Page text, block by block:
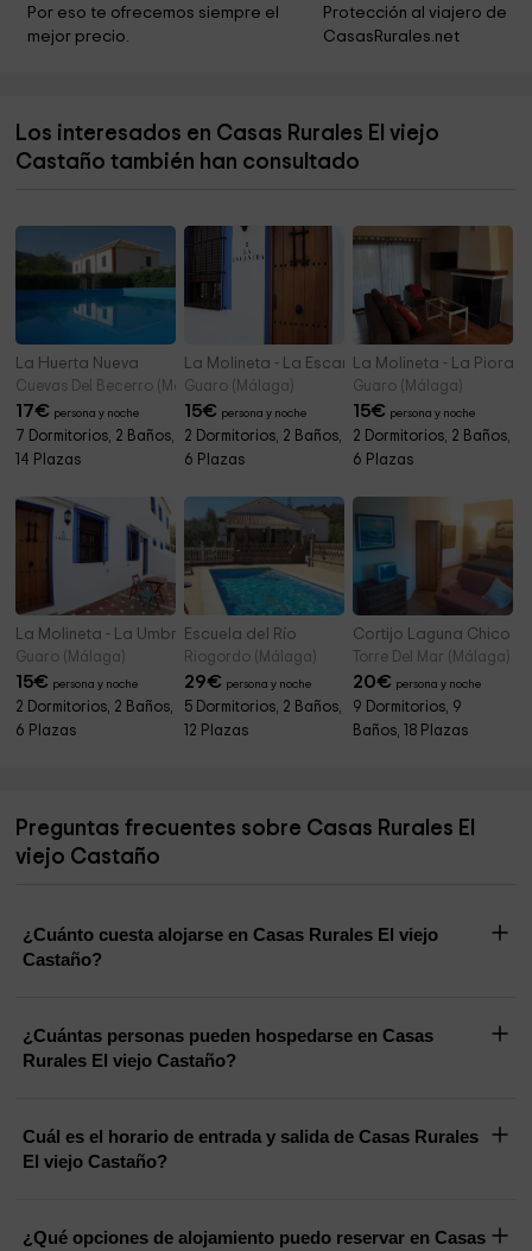
Parroquia de Santa Rosa de Lima 3,2 km
Nacimiento Río Genal
Por eso te ofrecemos siempre el
mejor precio.
Protección al viajero de
CasasRurales.net
Los interesados en Casas Rurales El viejo
Castaño también han consultado
La Huerta Nueva
Cuevas Del Becerro (Málaga)
17€ persona y noche
7 Dormitorios, 2 Baños,
14 Plazas
La Molineta - La Escancha
Guaro (Málaga)
15€ persona y noche
2 Dormitorios, 2 Baños,
6 Plazas
La Molineta - La Piora
Guaro (Málaga)
15€ persona y noche
2 Dormitorios, 2 Baños,
6 Plazas
La Molineta - La Umbría
Guaro (Málaga)
15€ persona y noche
2 Dormitorios, 2 Baños,
6 Plazas
Escuela del Río
Riogordo (Málaga)
29€ persona y noche
5 Dormitorios, 2 Baños,
12 Plazas
Cortijo Laguna Chico
Torre Del Mar (Málaga)
20€ persona y noche
9 Dormitorios, 9
Baños, 18 Plazas
Preguntas frecuentes sobre Casas Rurales El
viejo Castaño
¿Cuánto cuesta alojarse en Casas Rurales El viejo
Castaño?
¿Cuántas personas pueden hospedarse en Casas
Rurales El viejo Castaño?
Cuál es el horario de entrada y salida de Casas Rurales
El viejo Castaño?
¿Qué opciones de alojamiento puedo reservar en Casas